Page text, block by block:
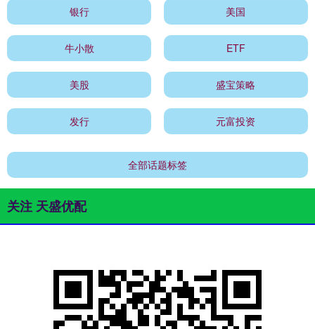
银行 美国
牛小散 ETF
美股 盛宝策略
发行 元富投资
全部话题标签
关注 天盛优配